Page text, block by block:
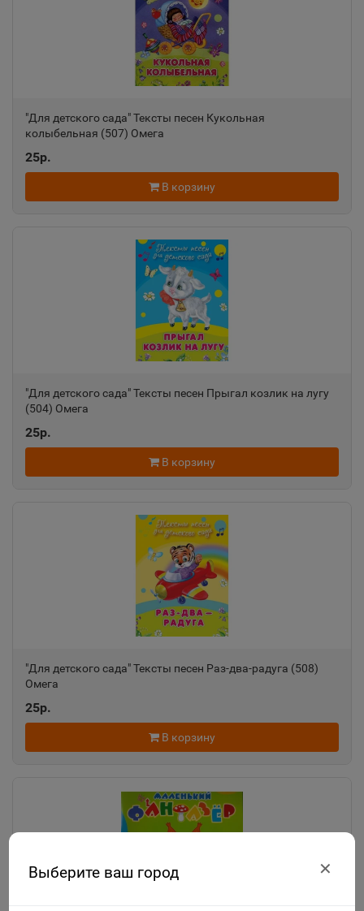
Выберите ваш город ✕
"Для детского сада" Тексты песен Кукольная
колыбельная (507) Омега
25р.
В корзину
"Для детского сада" Тексты песен Прыгал козлик на лугу
(504) Омега
25р.
В корзину
"Для детского сада" Тексты песен Раз-два-радуга (508)
Омега
25р.
В корзину